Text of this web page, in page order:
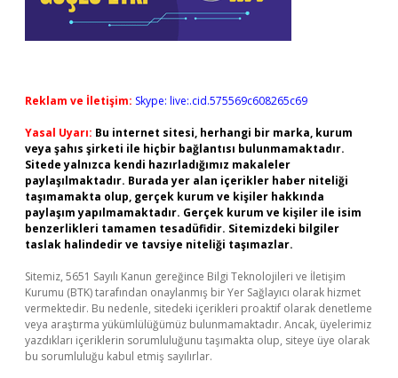
Reklam ve İletişim: Skype: live:.cid.575569c608265c69
Yasal Uyarı: Bu internet sitesi, herhangi bir marka, kurum
veya şahıs şirketi ile hiçbir bağlantısı bulunmamaktadır.
Sitede yalnızca kendi hazırladığımız makaleler
paylaşılmaktadır. Burada yer alan içerikler haber niteliği
taşımamakta olup, gerçek kurum ve kişiler hakkında
paylaşım yapılmamaktadır. Gerçek kurum ve kişiler ile isim
benzerlikleri tamamen tesadüfidir. Sitemizdeki bilgiler
taslak halindedir ve tavsiye niteliği taşımazlar.
Sitemiz, 5651 Sayılı Kanun gereğince Bilgi Teknolojileri ve İletişim
Kurumu (BTK) tarafından onaylanmış bir Yer Sağlayıcı olarak hizmet
vermektedir. Bu nedenle, sitedeki içerikleri proaktif olarak denetleme
veya araştırma yükümlülüğümüz bulunmamaktadır. Ancak, üyelerimiz
yazdıkları içeriklerin sorumluluğunu taşımakta olup, siteye üye olarak
bu sorumluluğu kabul etmiş sayılırlar.